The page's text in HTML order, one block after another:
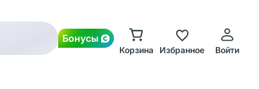
Бонусы
Корзина Избранное Войти